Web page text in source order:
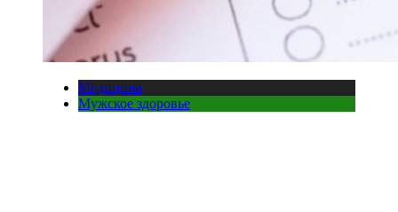
Медицина
Мужское здоровье